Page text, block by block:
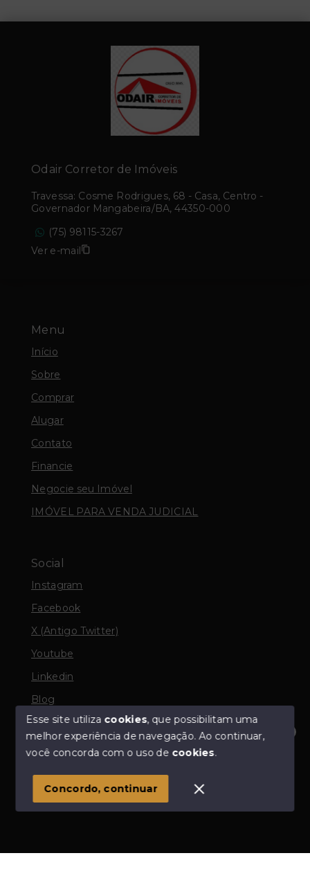
Olá! Estamos disponíveis para te ajudar.
Menu
Início
Sobre
Comprar
Alugar
Contato
Financie
Negocie seu Imóvel
IMÓVEL PARA VENDA JUDICIAL
Social
Instagram
Facebook
X (Antigo Twitter)
Youtube
Linkedin
Blog
© Copyright 2026 - Odair Corretor de Imóveis - Todos
SITE PARA IMOBILIARIA
Odair Corretor de Imóveis
Travessa: Cosme Rodrigues, 68 - Casa, Centro -
Governador Mangabeira/BA, 44350-000
(75) 98115-3267
Ver e-mail
Esse site utiliza cookies, que possibilitam uma
melhor experiência de navegação.Ao continuar,
você concorda com o uso de cookies.
Concordo, continuar